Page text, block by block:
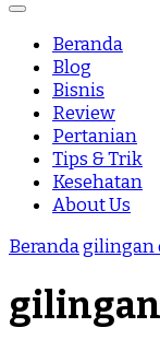
Bisnis Instan
Beranda
Blog
Bisnis
Review
Pertanian
Tips & Trik
Kesehatan
About Us
Berandagilingan